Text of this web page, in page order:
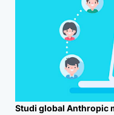
Studi global Anthropic